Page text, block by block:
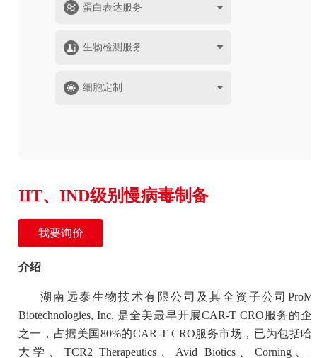
蛋白表达服务
生物检测服务
细胞定制
IIT、IND级别慢病毒制备
我要询价
介绍
湖南远泰生物技术有限公司及其全资子公司
Biotechnologies, Inc. 是全美最早开展CAR-T CRO服务的企
之一，占据美国80%的CAR-T CRO服务市场，已为包括哈
大学、TCR2 Therapeutics、Avid Biotics、Corning、